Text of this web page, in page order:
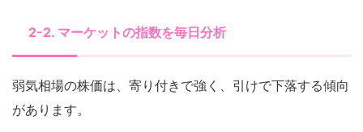
2-2. マーケットの指数を毎日分析
弱気相場の株価は、寄り付きで強く、引けで下落する傾向
があります。